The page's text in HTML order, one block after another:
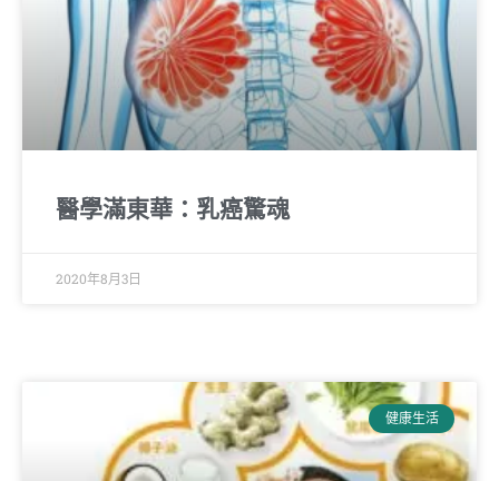
醫學滿東華：乳癌驚魂
2020年8月3日
健康生活